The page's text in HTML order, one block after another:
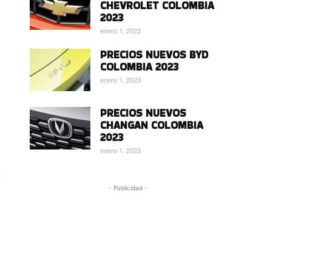
CHEVROLET COLOMBIA
2023
enero 1, 2023
PRECIOS NUEVOS BYD
COLOMBIA 2023
enero 1, 2023
PRECIOS NUEVOS
CHANGAN COLOMBIA
2023
enero 1, 2023
- Publicidad -